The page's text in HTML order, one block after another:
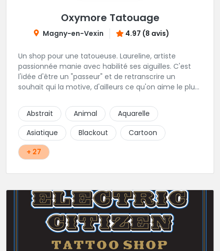
Oxymore Tatouage
Magny-en-Vexin 4.97 (8 avis)
Un shop pour une tatoueuse. Laureline, artiste
passionnée manie avec habilité ses aiguilles. C'est
l'idée d'être un "passeur" et de retranscrire un
souhait qui la motive, d'ailleurs ce qu'on aime le plus
néo trad. Une tatoueuse recommandée et à
recommander !
Abstrait Animal
Aquarelle
Asiatique
Blackout
Cartoon
+ 27